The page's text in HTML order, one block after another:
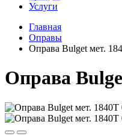
Услуги
Главная
Оправы
Оправа Bulget мет.
Оправа